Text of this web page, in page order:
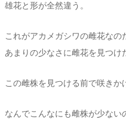
雄花と形が全然違う。
これがアカメガシワの雌花なの
あまりの少なさに雌花を見つけ
この雌株を見つける前で咲きか
なんでこんなにも雌株が少ない